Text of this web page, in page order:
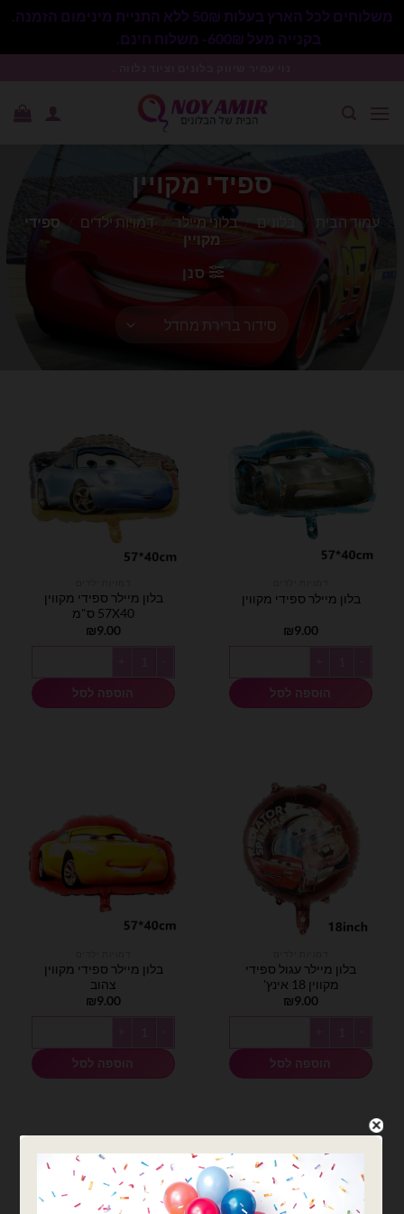
משלוחים לכל הארץ בעלות 50₪ ללא התניית מינימום הזמנה.
בקנייה מעל 600₪- משלוח חינם.
ספידי מקויין
עמוד הבית בלונים / בלוני מיילר / דמויות ילדים
ספידי
מקויין
סנן
בלון מיילר ספידי מקווין
₪9.00
הוספה לסל
בלון מיילר ספידי מקווין
57X40 ס"מ
₪9.00
הוספה לסל
בלון מיילר עגול ספידי
מקווין 18 אינץ'
₪9.00
הוספה לסל
בלון מיילר ספידי מקווין
צהוב
₪9.00
הוספה לסל
המלאי אזל